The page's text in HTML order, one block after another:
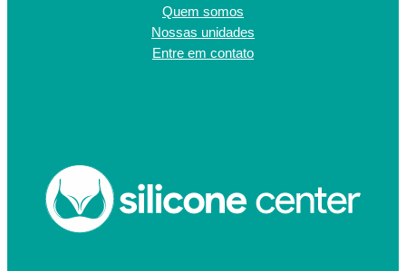
Quem somos
Nossas unidades
Entre em contato